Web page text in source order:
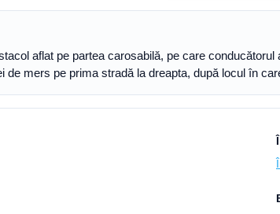
aflat pe partea carosabilă, pe care
de mers pe prima stradă la dreapta, după locul în